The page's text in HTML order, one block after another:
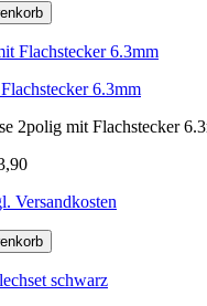
6.3mm
2polig mit Flachstecker
Versandkosten